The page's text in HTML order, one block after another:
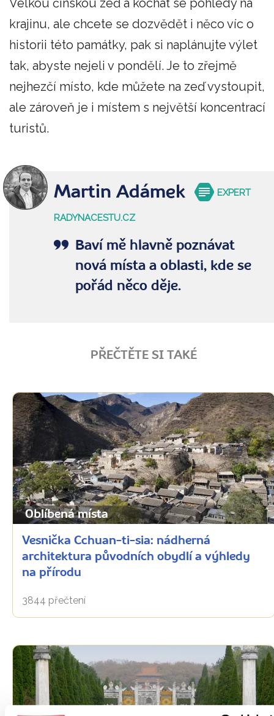
Velkou čínskou zeď a kochat se pohledy na
krajinu, ale chcete se dozvědět i něco víc o
historii této památky, pak si naplánujte výlet
tak, abyste nejeli v pondělí. Je to zřejmě
nejhezčí místo, kde můžete na zeď vystoupit,
ale zároveň je i místem s největší koncentrací
turistů.
Martin Adámek EXPERT
RADYNACESTU.CZ
Baví mě hlavně poznávat
nová místa a oblasti, kde se
pořád něco děje.
PŘEČTĚTE SI TAKÉ
Oblíbená místa
Vesnička Cchuan-ti-sia: nádherná
architektura původních obydlí a výhledy
na přírodu
3844 přečtení